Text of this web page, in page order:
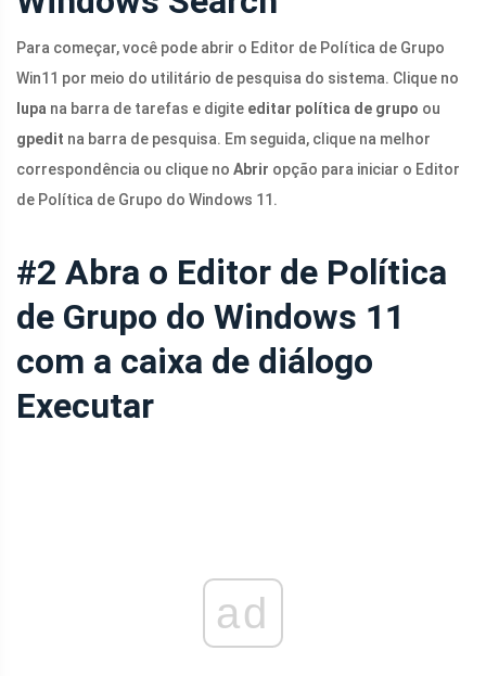
Para começar, você pode abrir o Editor de Política de Grupo
Win11 por meio do utilitário de pesquisa do sistema. Clique no
lupa na barra de tarefas e digite editar política de grupo ou
gpedit na barra de pesquisa. Em seguida, clique na melhor
correspondência ou clique no Abrir opção para iniciar o Editor
de Política de Grupo do Windows 11.
#2 Abra o Editor de Política
de Grupo do Windows 11
com a caixa de diálogo
Executar
ad